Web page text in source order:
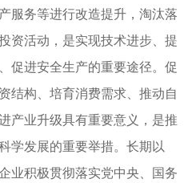
服务等进行改造提升，淘汰落
资活动，是实现技术进步、提
促进安全生产的重要途径。促
结构、培育消费需求、推动自
产业升级具有重要意义，是推
学发展的重要举措。长期以
业积极贯彻落实党中央、国务